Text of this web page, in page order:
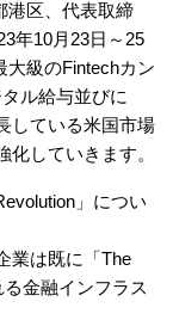
港区、代表取締
年10月23日～25
大級のFintechカン
ル給与並びに
している米国市場
化していきます。
」につい
業は既に「The
金融インフラス